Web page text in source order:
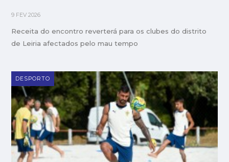
9 FEV 2026
Receita do encontro reverterá para os clubes do distrito
de Leiria afectados pelo mau tempo
DESPORTO